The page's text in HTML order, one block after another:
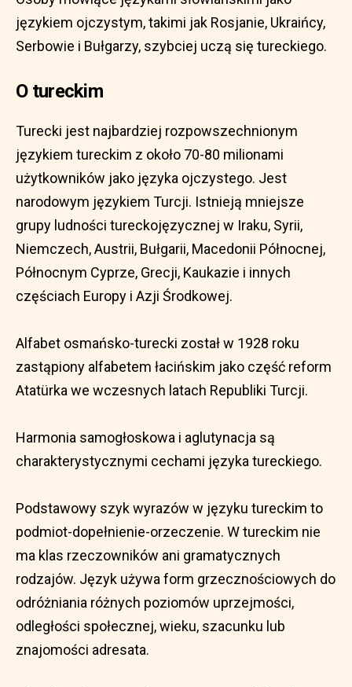
językiem ojczystym, takimi jak Rosjanie, Ukraińcy,
Serbowie i Bułgarzy, szybciej uczą się tureckiego.
O tureckim
Turecki jest najbardziej rozpowszechnionym
językiem tureckim z około 70-80 milionami
użytkowników jako języka ojczystego. Jest
narodowym językiem Turcji. Istnieją mniejsze
grupy ludności tureckojęzycznej w Iraku, Syrii,
Niemczech, Austrii, Bułgarii, Macedonii Północnej,
Północnym Cyprze, Grecji, Kaukazie i innych
częściach Europy i Azji Środkowej.
Alfabet osmańsko-turecki został w 1928 roku
zastąpiony alfabetem łacińskim jako część reform
Atatürka we wczesnych latach Republiki Turcji.
Harmonia samogłoskowa i aglutynacja są
charakterystycznymi cechami języka tureckiego.
Podstawowy szyk wyrazów w języku tureckim to
podmiot-dopełnienie-orzeczenie. W tureckim nie
ma klas rzeczowników ani gramatycznych
rodzajów. Język używa form grzecznościowych do
odróżniania różnych poziomów uprzejmości,
odległości społecznej, wieku, szacunku lub
znajomości adresata.